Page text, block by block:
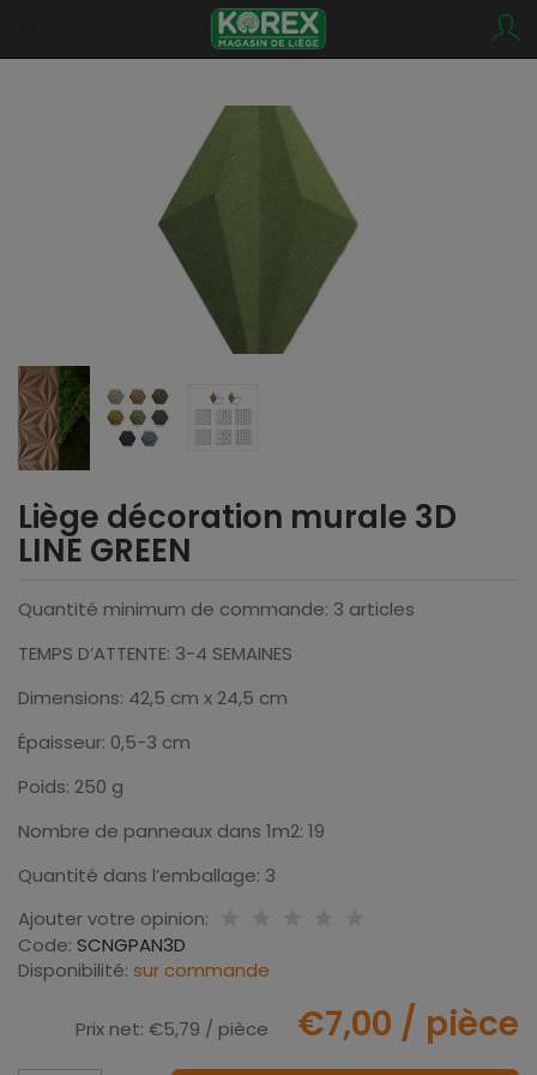
Liège décoration murale 3D
LINE GREEN
Quantité minimum de commande: 3 articles
TEMPS D’ATTENTE: 3-4 SEMAINES
Dimensions: 42,5 cm x 24,5 cm
Épaisseur: 0,5-3 cm
Poids: 250 g
Nombre de panneaux dans 1m2: 19
Quantité dans l’emballage: 3
Ajouter votre opinion:
Code: SCNGPAN3D
Disponibilité: sur commande
Prix net: €5,79 / pièce €7,00 / pièce